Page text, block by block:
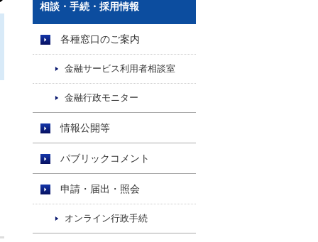
相談・手続・採用情報
各種窓口のご案内
金融サービス利用者相談室
金融行政モニター
情報公開等
パブリックコメント
申請・届出・照会
オンライン行政手続